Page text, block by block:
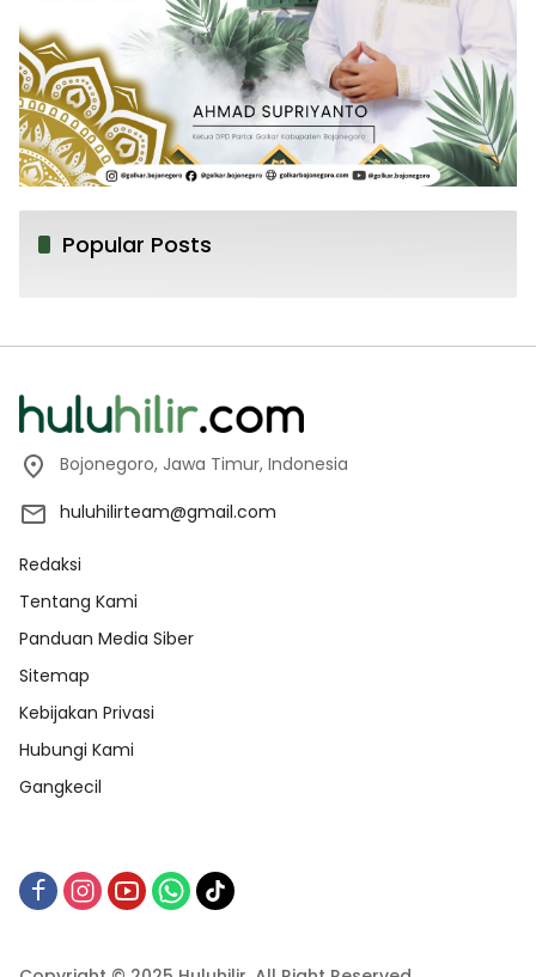
Popular Posts
Bojonegoro, Jawa Timur, Indonesia
huluhilirteam@gmail.com
Redaksi
Tentang Kami
Panduan Media Siber
Sitemap
Kebijakan Privasi
Hubungi Kami
Gangkecil